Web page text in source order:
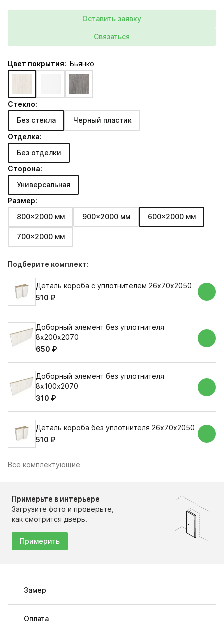
Оставить заявку
Связаться
Цвет покрытия: Бьянко
Стекло:
Без стекла
Черный пластик
Отделка:
Без отделки
Сторона:
Универсальная
Размер:
800x2000 мм
900x2000 мм 600x2000 мм
700x2000 мм
Подберите комплект:
Деталь короба с уплотнителем 26х70х2050
510 ₽
Доборный элемент без уплотнителя
8х200х2070
650 ₽
Доборный элемент без уплотнителя
8х100х2070
310 ₽
Деталь короба без уплотнителя 26х70х2050
510 ₽
Все комплектующие
Примерьте в интерьере
Загрузите фото и проверьте,
как смотрится дверь.
Примерить
Замер
Оплата